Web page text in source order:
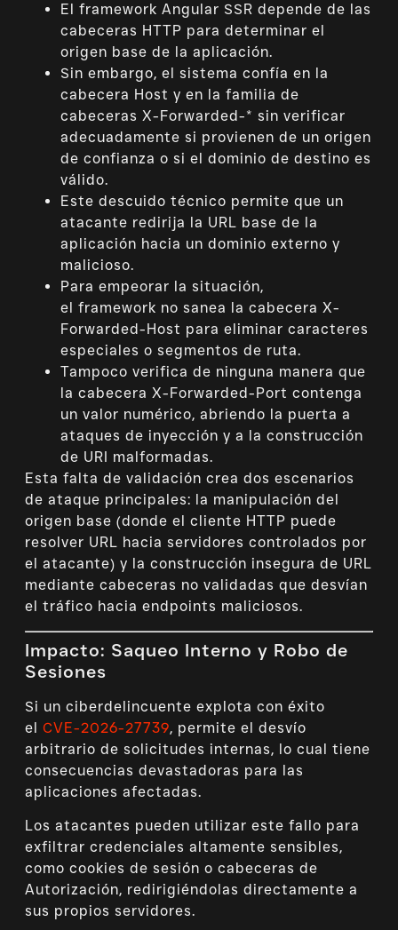
El framework Angular SSR depende de las
cabeceras HTTP para determinar el
origen base de la aplicación.
Sin embargo, el sistema confía en la
cabecera Host y en la familia de
cabeceras X-Forwarded-* sin verificar
adecuadamente si provienen de un origen
de confianza o si el dominio de destino es
válido.
Este descuido técnico permite que un
atacante redirija la URL base de la
aplicación hacia un dominio externo y
malicioso.
Para empeorar la situación,
el framework no sanea la cabecera X-
Forwarded-Host para eliminar caracteres
especiales o segmentos de ruta.
Tampoco verifica de ninguna manera que
la cabecera X-Forwarded-Port contenga
un valor numérico, abriendo la puerta a
ataques de inyección y a la construcción
de URI malformadas.
Esta falta de validación crea dos escenarios
de ataque principales: la manipulación del
origen base (donde el cliente HTTP puede
resolver URL hacia servidores controlados por
el atacante) y la construcción insegura de URL
mediante cabeceras no validadas que desvían
el tráfico hacia endpoints maliciosos.
Impacto: Saqueo Interno y Robo de
Sesiones
Si un ciberdelincuente explota con éxito
elCVE-2026-27739, permite el desvío
arbitrario de solicitudes internas, lo cual tiene
consecuencias devastadoras para las
aplicaciones afectadas.
Los atacantes pueden utilizar este fallo para
exfiltrar credenciales altamente sensibles,
como cookies de sesión o cabeceras de
Autorización, redirigiéndolas directamente a
sus propios servidores.